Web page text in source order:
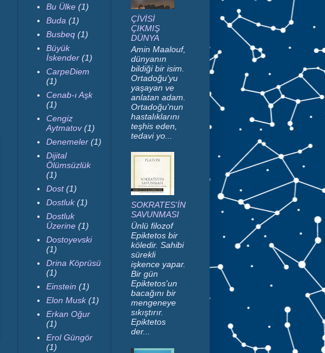
Bu Ülke (1)
Buda (1)
Busbeq (1)
Büyük
İskender (1)
CarpeDiem
(1)
Cenab-ı Aşk
(1)
Cengiz
Aytmatov (1)
Denemeler (1)
Dijital
Ölümsüzlük
(1)
Dost (1)
Dostluk (1)
Dostluk
Üzerine (1)
Dostoyevski
(1)
Drina Köprüsü
(1)
Einstein (1)
Elon Musk (1)
Erkan Oğur
(1)
Erol Güngör
(1)
ÇİVİSİ
ÇIKMIŞ
DÜNYA
Amin Maalouf,
dünyanın
bildiği bir isim.
Ortadoğu'yu
yaşayan ve
anlatan adam.
Ortadoğu'nun
hastalıklarını
teşhis eden,
tedavi yo...
SOKRATES'İN
SAVUNMASI
Ünlü filozof
Epiktetos bir
köledir. Sahibi
sürekli
işkence yapar.
Bir gün
Epiktetos'un
bacağını bir
mengeneye
sıkıştırır.
Epiktetos
der...